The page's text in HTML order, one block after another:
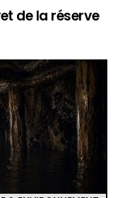
de la réserve